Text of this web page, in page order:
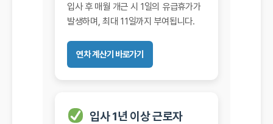
입사 후 매월 개근 시 1일의 유급휴가가
발생하며, 최대 11일까지 부여됩니다.
연차 계산기 바로가기
입사 1년 이상 근로자